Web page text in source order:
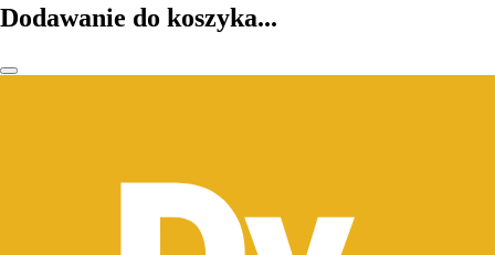
Dodawanie do koszyka...